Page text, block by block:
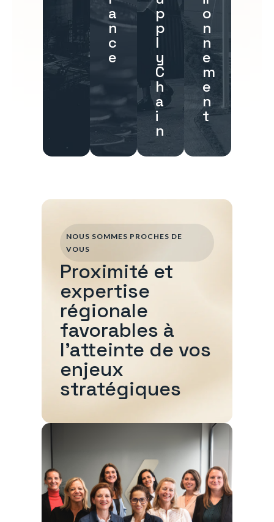
a
n
c
e
p
p
l
y
C
h
a
i
n
o
n
n
e
m
e
n
t
NOUS SOMMES PROCHES DE
VOUS
Proximité et
expertise
régionale
favorables à
l'atteinte de vos
enjeux
stratégiques